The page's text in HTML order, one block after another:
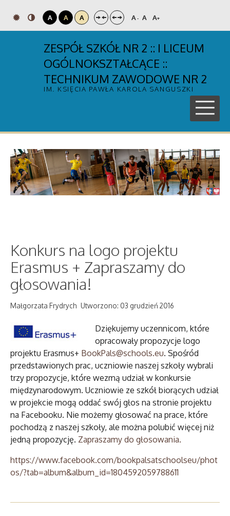
A A A A- A A+
ZESPÓŁ SZKÓŁ NR 2 :: I LICEUM
OGÓLNOKSZTAŁCĄCE ::
TECHNIKUM ZAWODOWE NR 2
IM. KSIĘCIA PAWŁA KAROLA SANGUSZKI
Konkurs na logo projektu
Erasmus + Zapraszamy do
głosowania!
Małgorzata Frydrych Utworzono: 03 grudzień 2016
Dziękujemy uczennicom, które
opracowały propozycje logo
projektu Erasmus+ BookPals@schools.eu. Spośród
przedstawionych prac, uczniowie naszej szkoły wybrali
trzy propozycje, które wezmą udział w konkursie
międzynarodowym. Uczniowie ze szkół biorących udział
w projekcie mogą oddać swój głos na stronie projektu
na Facebooku. Nie możemy głosować na prace, które
pochodzą z naszej szkoły, ale można polubić więcej niż
jedną propozycję. Zapraszamy do głosowania.
https://www.facebook.com/bookpalsatschoolseu/phot
os/?tab=album&album_id=1804592059788611